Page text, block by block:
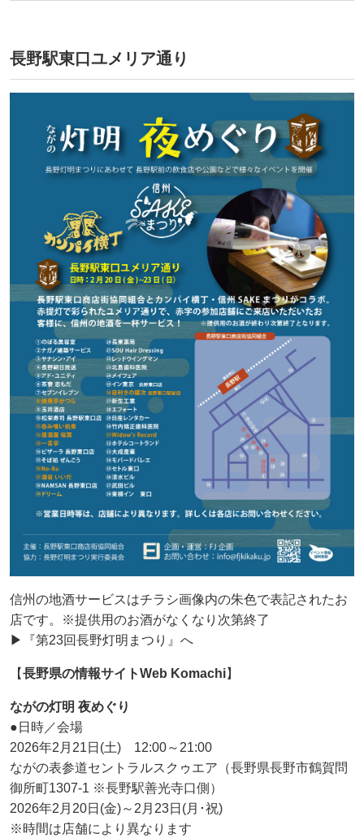
長野駅東口ユメリア通り
信州の地酒サービスはチラシ画像内の朱色で表記されたお
店です。※提供用のお酒がなくなり次第終了
▶『第23回長野灯明まつり』へ
【長野県の情報サイトWeb Komachi】
ながの灯明 夜めぐり
●日時／会場
2026年2月21日(土) 12:00～21:00
ながの表参道セントラルスクゥエア（長野県長野市鶴賀問
御所町1307-1 ※長野駅善光寺口側）
2026年2月20日(金)～2月23日(月･祝)
※時間は店舗により異なります